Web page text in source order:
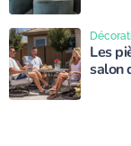
Les
salon